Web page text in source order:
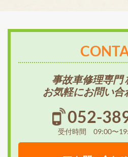
事故車修理専門
お気軽にお問い合
052-
受付時間 09:00〜